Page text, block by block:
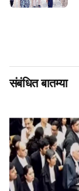
संबंधित बातम्या